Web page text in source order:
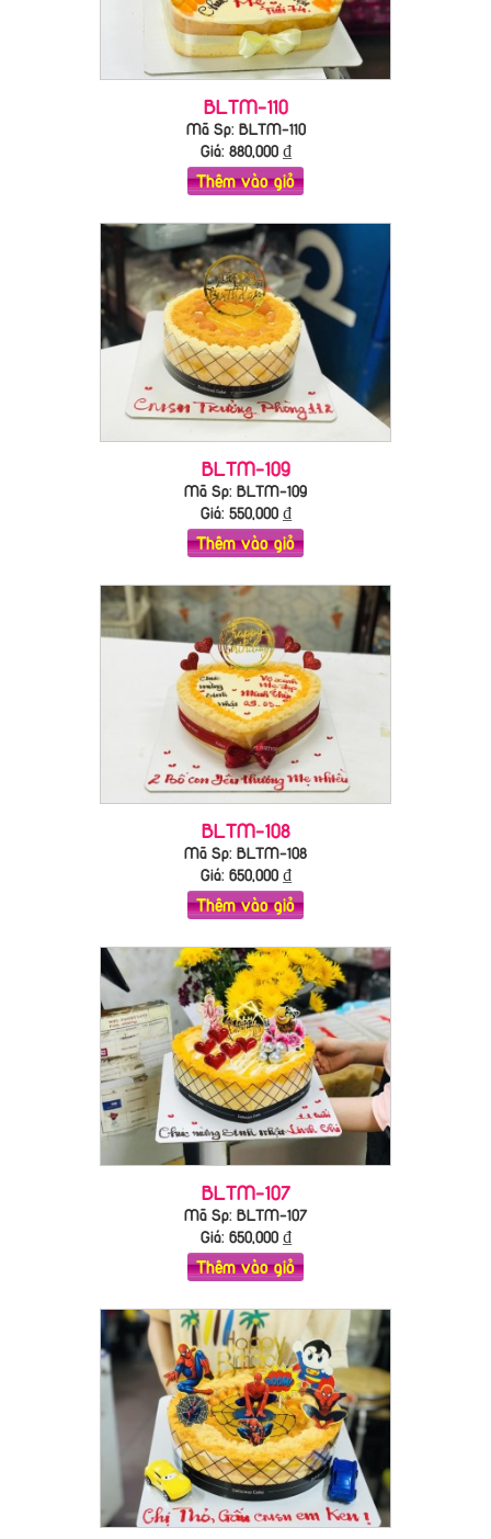
BLTM-110
Mã Sp: BLTM-110
Giá: 880,000₫
Thêm vào giỏ
BLTM-109
Mã Sp: BLTM-109
Giá: 550,000₫
Thêm vào giỏ
BLTM-108
Mã Sp: BLTM-108
Giá: 650,000₫
Thêm vào giỏ
BLTM-107
Mã Sp: BLTM-107
Giá: 650,000₫
Thêm vào giỏ